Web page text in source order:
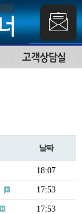
날짜
18:07
17:53
17:53